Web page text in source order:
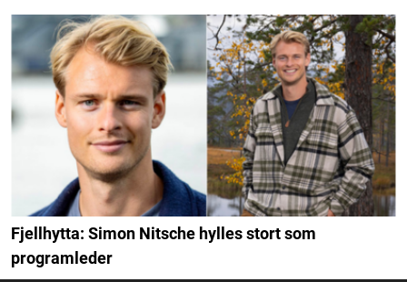
Fjellhytta: Simon Nitsche hylles stort som
programleder